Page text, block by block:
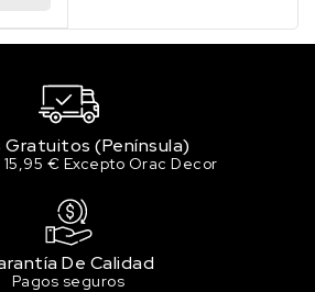
Gratuitos (Península)
€ Excepto Orac Decor
De Calidad
Pagos seguros